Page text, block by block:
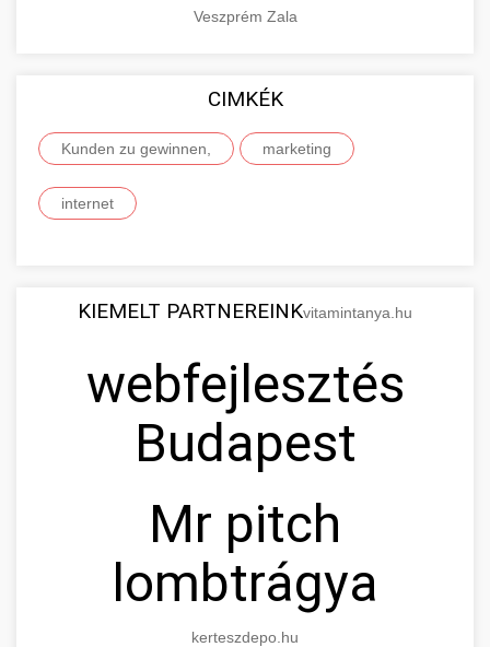
Veszprém Zala
CIMKÉK
Kunden zu gewinnen, marketing
internet
KIEMELT PARTNEREINKvitamintanya.hu
webfejlesztés
Budapest
Mr pitch
lombtrágya
kerteszdepo.hu